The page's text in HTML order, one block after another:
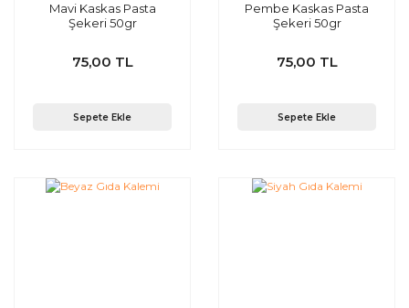
Mavi Kaskas Pasta
Şekeri 50gr
75,00 TL
Sepete Ekle
Pembe Kaskas Pasta
Şekeri 50gr
75,00 TL
Sepete Ekle